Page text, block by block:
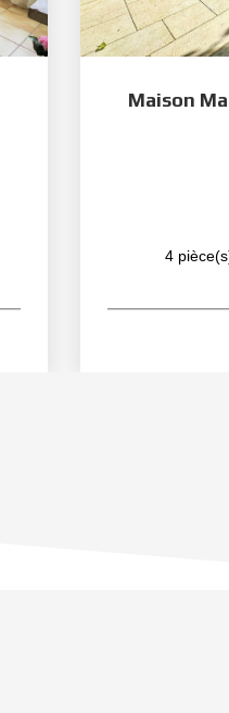
Maison
4